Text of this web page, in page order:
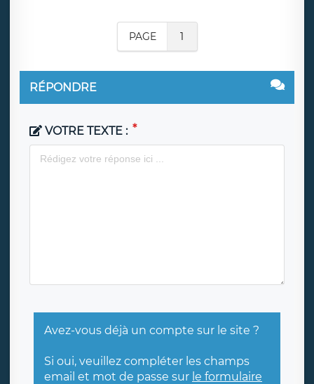
PAGE 1
RÉPONDRE
VOTRE TEXTE :
Avez-vous déjà un compte sur le site ?
Si oui, veuillez compléter les champs
email et mot de passe sur le formulaire